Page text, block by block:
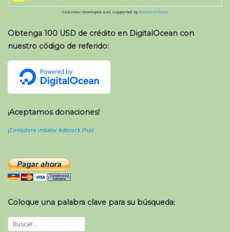
Calendar developed and supported by Kieran O'Shea
Obtenga 100 USD de crédito en DigitalOcean con
nuestro código de referido:
¡Aceptamos donaciones!
¡Considere instalar Adblock Plus!
Coloque una palabra clave para su búsqueda: